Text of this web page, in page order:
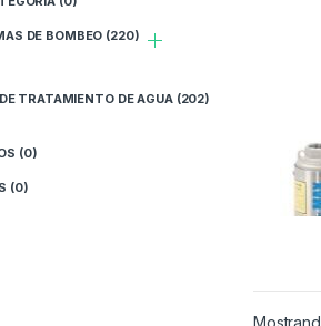
DE BOMBEO (220)
TRATAMIENTO DE AGUA (202)
(0)
(0)